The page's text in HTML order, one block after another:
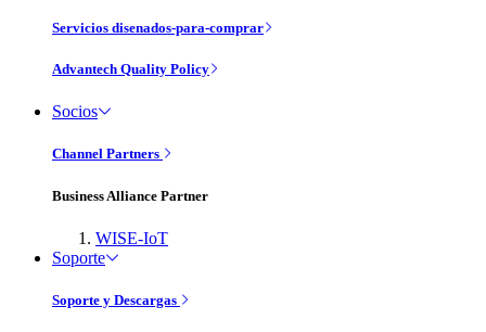
Servicios disenados-para-comprar
Advantech Quality Policy
Socios
Channel Partners
Business Alliance Partner
WISE-IoT
Soporte
Soporte y Descargas